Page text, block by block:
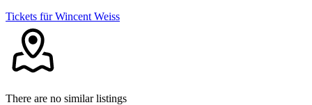
Tickets für Wincent Weiss
There are no similar listings